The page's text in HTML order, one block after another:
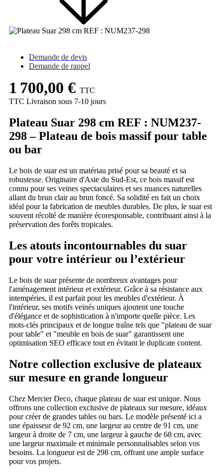
Demande de devis
Demande de rappel
1 700,00 € TTC
TTC Livraison sous 7-10 jours
Plateau Suar 298 cm REF : NUM237-
298 – Plateau de bois massif pour table
ou bar
Le bois de suar est un matériau prisé pour sa beauté et sa
robustesse. Originaire d'Asie du Sud-Est, ce bois massif est
connu pour ses veines spectaculaires et ses nuances naturelles
allant du brun clair au brun foncé. Sa solidité en fait un choix
idéal pour la fabrication de meubles durables. De plus, le suar est
souvent récolté de manière écoresponsable, contribuant ainsi à la
préservation des forêts tropicales.
Les atouts incontournables du suar
pour votre intérieur ou l’extérieur
Le bois de suar présente de nombreux avantages pour
l'aménagement intérieur et extérieur. Grâce à sa résistance aux
intempéries, il est parfait pour les meubles d'extérieur. À
l'intérieur, ses motifs veinés uniques ajoutent une touche
d'élégance et de sophistication à n'importe quelle pièce. Les
mots-clés principaux et de longue traîne tels que "plateau de suar
pour table" et "meuble en bois de suar" garantissent une
optimisation SEO efficace tout en évitant le duplicate content.
Notre collection exclusive de plateaux
sur mesure en grande longueur
Chez Mercier Deco, chaque plateau de suar est unique. Nous
offrons une collection exclusive de plateaux sur mesure, idéaux
pour créer de grandes tables ou bars. Le modèle présenté ici a
une épaisseur de 92 cm, une largeur au centre de 91 cm, une
largeur à droite de 7 cm, une largeur à gauche de 68 cm, avec
une largeur maximale et minimale personnalisables selon vos
besoins. La longueur est de 298 cm, offrant une ample surface
pour vos projets.